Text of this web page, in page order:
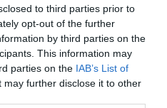
to third parties prior to
opt-out of the further
by third parties on the
This information may
parties on the IAB’s List of
may further disclose it to other
στα ψάρια. Όταν το βάθος
είναι μονόδρομος.
για την τεχνική μπορούν να
αντικείμενο και να
Πολλές φορές, είναι
βάθη, που το μόνο που